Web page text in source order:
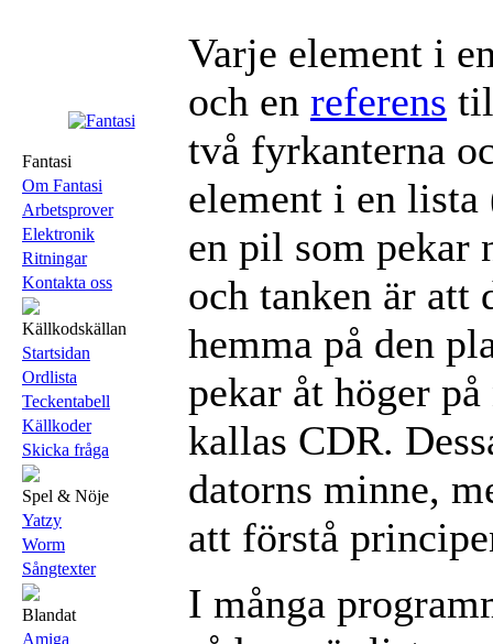
Fantasi
Om Fantasi
Arbetsprover
Elektronik
Ritningar
Kontakta oss
Källkodskällan
Startsidan
Ordlista
Teckentabell
Källkoder
Skicka fråga
Spel & Nöje
Yatzy
Worm
Sångtexter
Blandat
Amiga
Varje element i
och en referens
två fyrkanterna
element i en
en pil som pekar
och tanken är att
hemma på den
pekar åt höger
kallas CDR.
datorns minne,
att förstå
I många